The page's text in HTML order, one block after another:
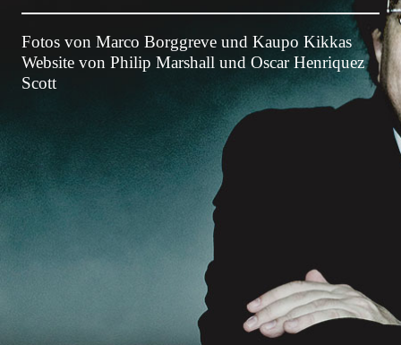
Fotos von Marco Borggreve und Kaupo Kikkas
Website von Philip Marshall und Oscar Henriquez
Scott